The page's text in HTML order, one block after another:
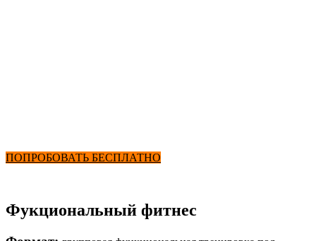
ПОПРОБОВАТЬ БЕСПЛАТНО
Фукциональный фитнес